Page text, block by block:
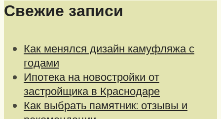
Свежие записи
Как менялся дизайн камуфляжа с
годами
Ипотека на новостройки от
застройщика в Краснодаре
Как выбрать памятник: отзывы и